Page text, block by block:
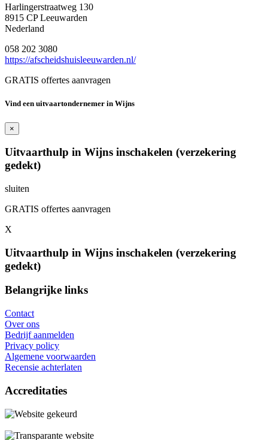
Harlingerstraatweg 130
8915 CP Leeuwarden
Nederland
058 202 3080
https://afscheidshuisleeuwarden.nl/
GRATIS offertes aanvragen
Vind een uitvaartondernemer in Wijns
×
Uitvaarthulp in Wijns inschakelen (verzekering
gedekt)
sluiten
GRATIS offertes aanvragen
X
Uitvaarthulp in Wijns inschakelen (verzekering
gedekt)
Belangrijke links
Contact
Over ons
Bedrijf aanmelden
Privacy policy
Algemene voorwaarden
Recensie achterlaten
Accreditaties